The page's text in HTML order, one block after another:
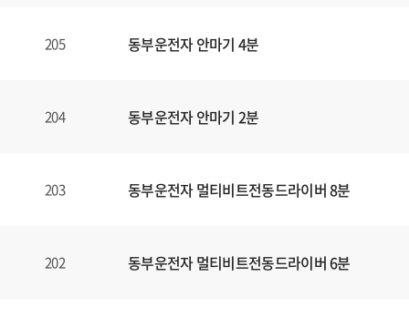
205 동부운전자 안마기 4분
204 동부운전자 안마기 2분
203 동부운전자 멀티비트전동드라이버 8분
202 동부운전자 멀티비트전동드라이버 6분